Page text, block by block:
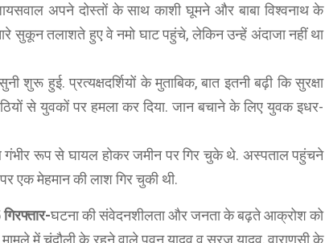
अपने दोस्तों के साथ काशी घूमने और बाबा विश्वनाथ के
सुकून तलाशते हुए वे नमो घाट पहुंचे, लेकिन उन्हें अंदाजा नहीं था
शुरू हुई. प्रत्यक्षदर्शियों के मुताबिक, बात इतनी बढ़ी कि सुरक्षा
से युवकों पर हमला कर दिया. जान बचाने के लिए युवक इधर-
रूप से घायल होकर जमीन पर गिर चुके थे. अस्पताल पहुंचने
एक मेहमान की लाश गिर चुकी थी.
गिरफ्तार-घटना की संवेदनशीलता और जनता के बढ़ते आक्रोश को
में चंदौली के रहने वाले पवन यादव व सूरज यादव, वाराणसी के